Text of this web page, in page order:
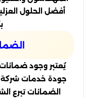
أفضل الحلول
يُعتبر وجود
جودة خدمات شركة
الضمانات تبرع